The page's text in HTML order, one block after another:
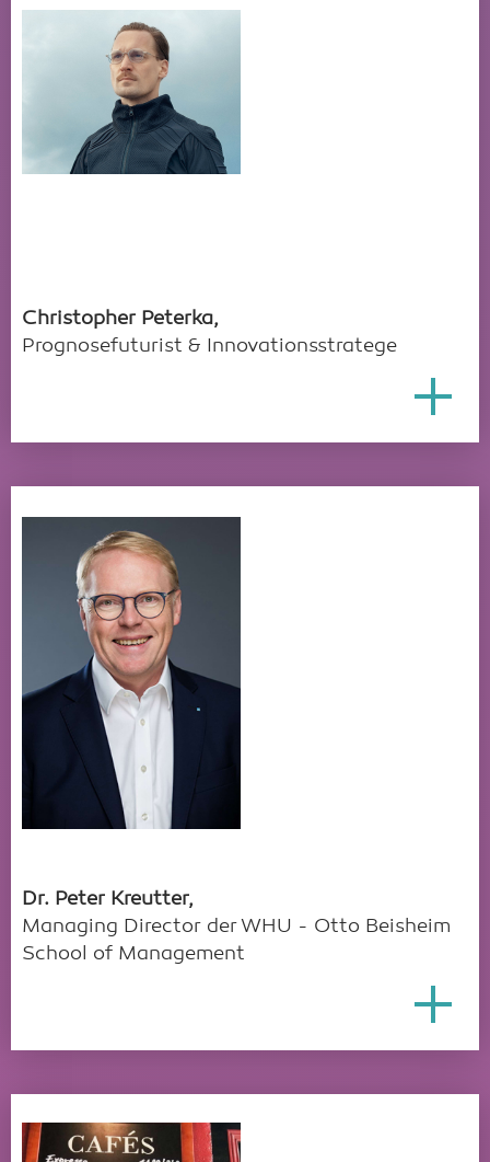
Christopher Peterka,
Prognosefuturist & Innovationsstratege
Dr. Peter Kreutter,
Managing Director der WHU - Otto Beisheim
School of Management